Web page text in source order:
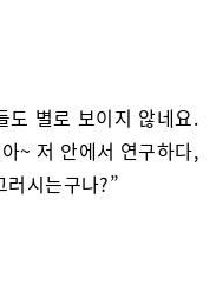
도 별로 보이지 않네요.
~ 저 안에서 연구하다,
러시는구나?”